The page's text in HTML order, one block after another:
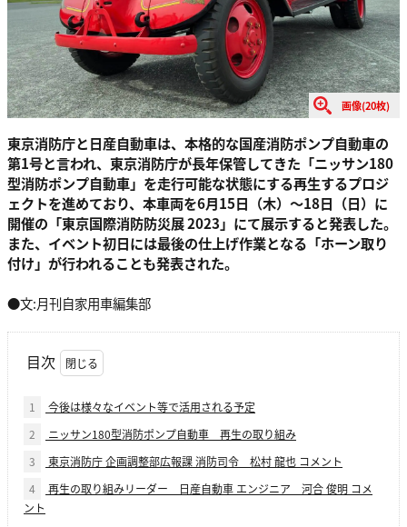
画像(20枚)
東京消防庁と日産自動車は、本格的な国産消防ポンプ自動車の
第1号と言われ、東京消防庁が長年保管してきた「ニッサン180
型消防ポンプ自動車」を走行可能な状態にする再生するプロジ
ェクトを進めており、本車両を6月15日（木）〜18日（日）に
開催の「東京国際消防防災展 2023」にて展示すると発表した。
また、イベント初日には最後の仕上げ作業となる「ホーン取り
付け」が行われることも発表された。
●文:月刊自家用車編集部
目次
1
今後は様々なイベント等で活用される予定
2
ニッサン180型消防ポンプ自動車 再生の取り組み
3
東京消防庁 企画調整部広報課 消防司令 松村 龍也 コメント
4
再生の取り組みリーダー 日産自動車 エンジニア 河合 俊明 コメ
ント